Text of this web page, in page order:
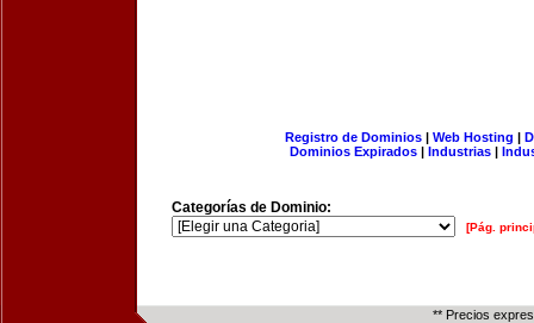
Registro de Dominios| Web Hosting |
Dominios Expirados | Industrias |
Categorías de Dominio:
[Pág.
** Precios